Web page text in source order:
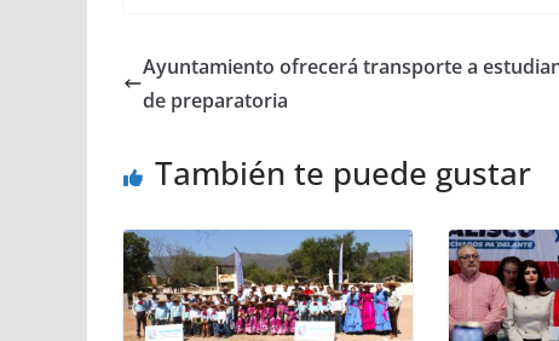
Ayuntamiento ofrecerá transporte a
de preparatoria
También te puede gustar